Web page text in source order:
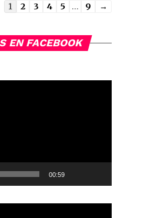
Guestbook
1 2 3 4 5 ... 9 →
EN FACEBOOK
00:59